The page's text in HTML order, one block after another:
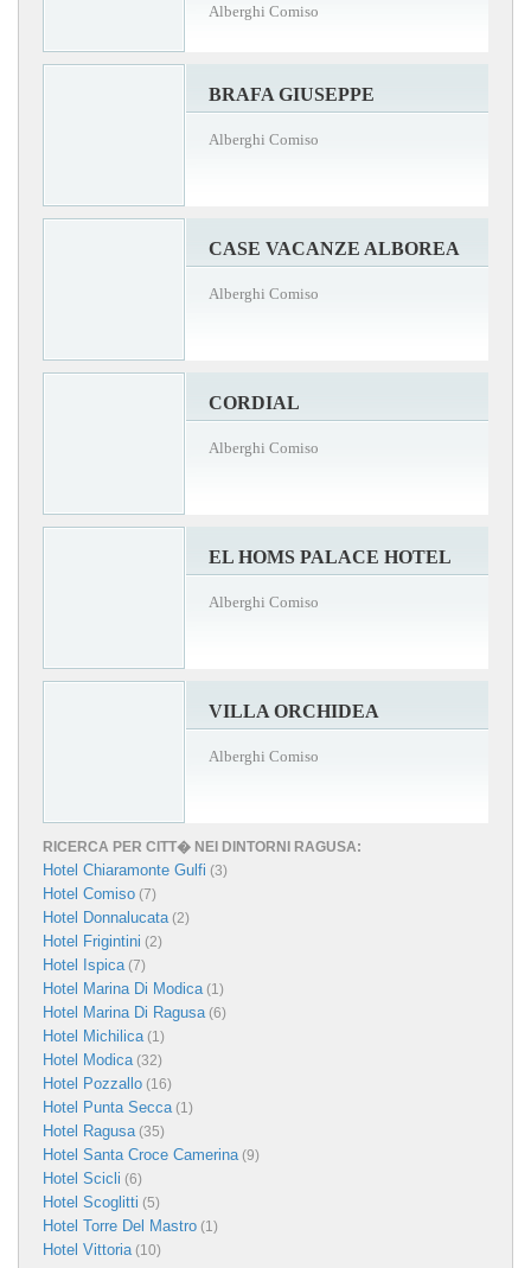
Alberghi Comiso
BRAFA GIUSEPPE
Alberghi Comiso
CASE VACANZE ALBOREA
Alberghi Comiso
CORDIAL
Alberghi Comiso
EL HOMS PALACE HOTEL
Alberghi Comiso
VILLA ORCHIDEA
Alberghi Comiso
RICERCA PER CITT� NEI DINTORNI RAGUSA:
Hotel Chiaramonte Gulfi (3)
Hotel Comiso (7)
Hotel Donnalucata(2)
Hotel Frigintini (2)
Hotel Ispica(7)
Hotel Marina Di Modica(1)
Hotel Marina Di Ragusa(6)
Hotel Michilica(1)
Hotel Modica(32)
Hotel Pozzallo (16)
Hotel Punta Secca(1)
Hotel Ragusa(35)
Hotel Santa Croce Camerina(9)
Hotel Scicli (6)
Hotel Scoglitti (5)
Hotel Torre Del Mastro (1)
Hotel Vittoria(10)